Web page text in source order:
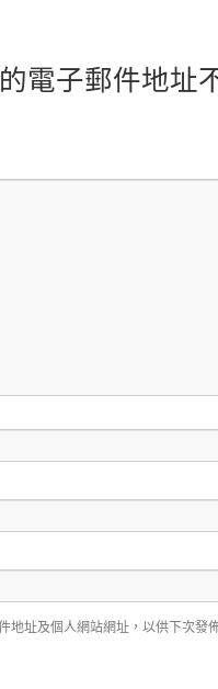
電子郵件地址
地址及個人網站網址，以供下次發